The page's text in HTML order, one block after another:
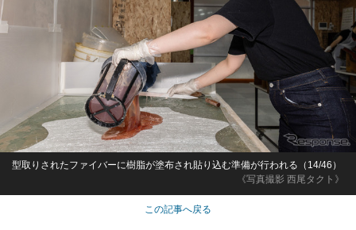
《写真撮影 西尾タクト》
型取りされたファイバーに樹脂が塗布され貼り込む準備が行われる（14/46）
この記事へ戻る